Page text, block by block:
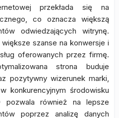
przekłada się na
co oznacza większą
odwiedzających witrynę.
szanse na konwersje i
oferowanych przez firmę.
strona buduje
pozytywny wizerunek marki,
konkurencyjnym środowisku
pozwala również na lepsze
poprzez analizę danych